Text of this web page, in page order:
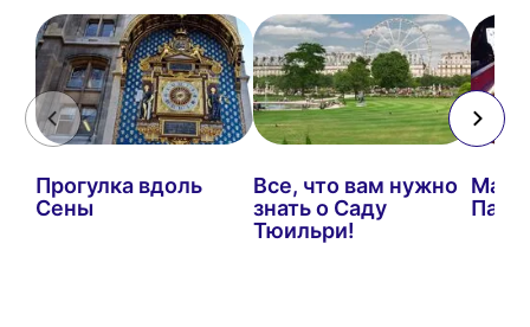
Прогулка вдоль
Сены
Все, что вам нужно
знать о Саду
Тюильри!